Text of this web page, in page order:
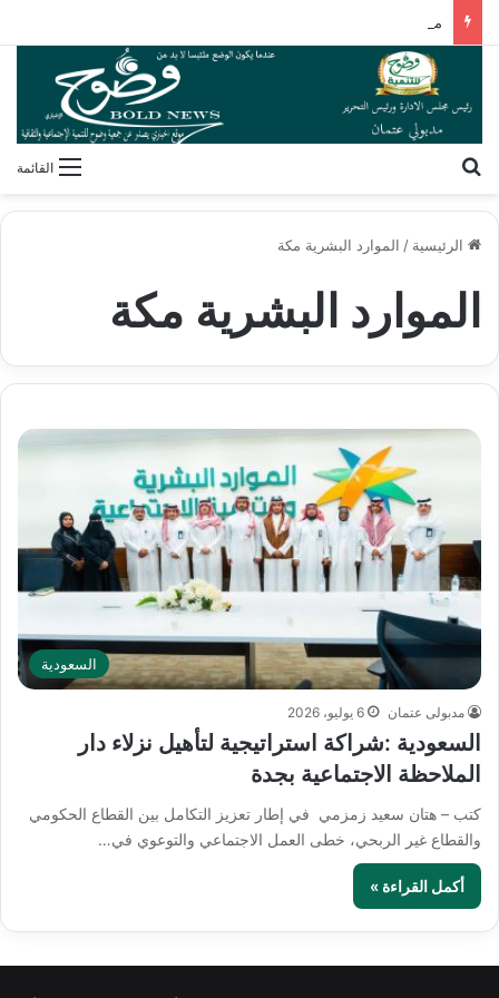
القائمة
الرئيسية / الموارد البشرية مكة
الموارد البشرية مكة
السعودية
مدبولى عتمان 6 يوليو، 2026
السعودية :شراكة استراتيجية لتأهيل نزلاء دار
الملاحظة الاجتماعية بجدة
كتب – هتان سعيد زمزمي في إطار تعزيز التكامل بين القطاع الحكومي
والقطاع غير الربحي، خطى العمل الاجتماعي والتوعوي في…
أكمل القراءة »